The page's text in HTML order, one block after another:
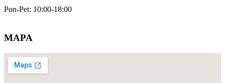
Pon-Pet: 10:00-18:00
MAPA